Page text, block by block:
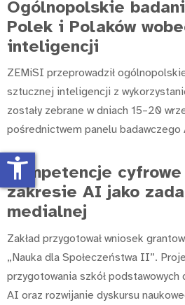
Ogólnopolskie
Polek i Polaków
inteligencji
ZEMiSI przeprowadził
sztucznej inteligencji z
zostały zebrane w dniach 15–20
pośrednictwem panelu badawczego
Kompetencje
zakresie AI jako
medialnej
Zakład przygotował wniosek
„Nauka dla Społeczeństwa II”.
przygotowania szkół
AI oraz rozwijanie dyskursu
accessibility_new